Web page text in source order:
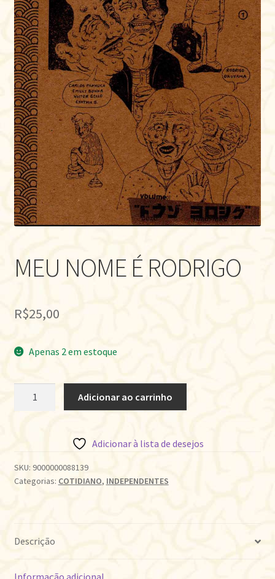
MEU NOME É RODRIGO
R$25,00
Apenas 2 em estoque
quantidade
Adicionar ao carrinho
Adicionar à lista de desejos
SKU: 9000000088139
Categorias: COTIDIANO, INDEPENDENTES
Descrição